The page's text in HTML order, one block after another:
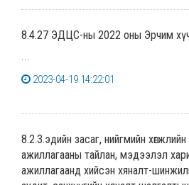
8.4.27 ЭДЦС-ны 2022 оны Эрчим
...
2023-04-19 14:22:01
8.2.3.эдийн засаг, нийгмийн
ажиллагааны тайлан, мэдээлэл
ажиллагаанд хийсэн хяналт-